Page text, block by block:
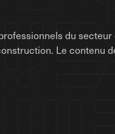
du
Le contenu